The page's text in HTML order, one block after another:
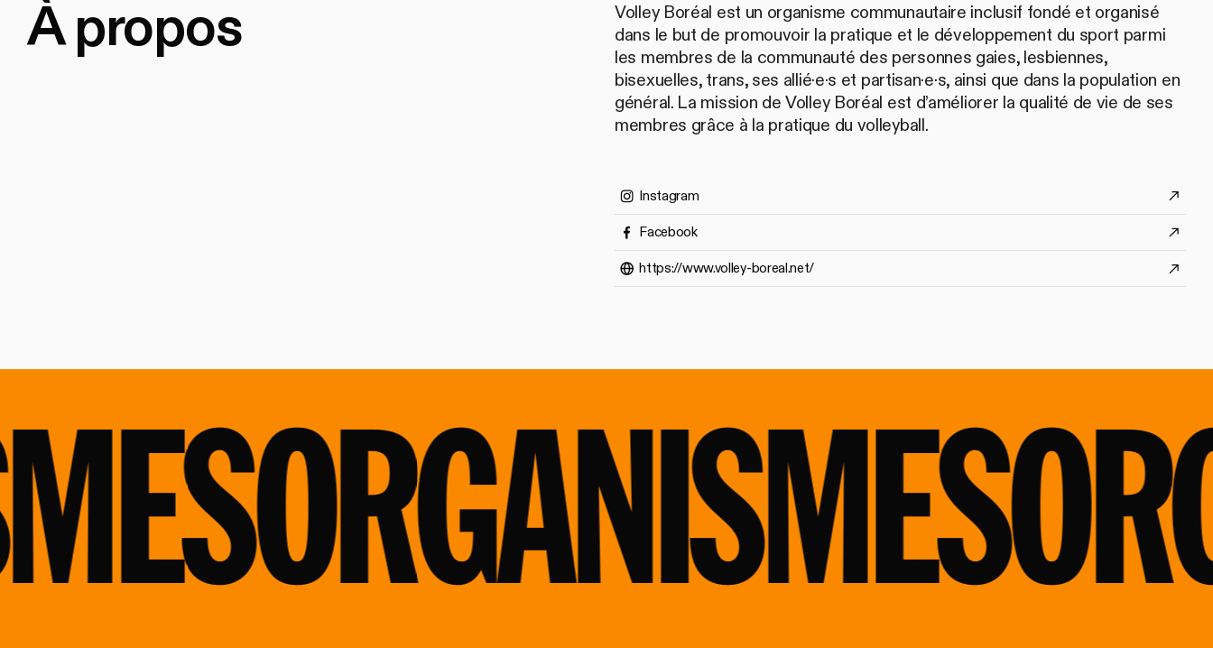
À propos
Volley Boréal est un organisme communautaire inclusif fondé et organisé
dans le but de promouvoir la pratique et le développement du sport parmi
les membres de la communauté des personnes gaies, lesbiennes,
bisexuelles, trans, ses allié·e·s et partisan·e·s, ainsi que dans la population en
général. La mission de Volley Boréal est d’améliorer la qualité de vie de ses
membres grâce à la pratique du volleyball.
Instagram
Facebook
https://www.volley-boreal.net/
ORGANISMES